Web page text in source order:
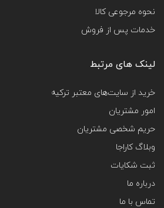
نحوه مرجوعی کالا
خدمات پس از فروش
لینک های مرتبط
خرید از سایت‌های معتبر ترکیه
امور مشتریان
حریم شخصی مشتریان
وبلاگ کاراجا
ثبت شکایات
درباره ما
تماس با ما